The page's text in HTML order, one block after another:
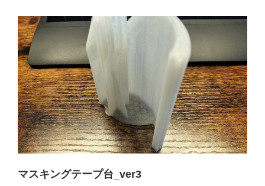
マスキングテープ台_ver3